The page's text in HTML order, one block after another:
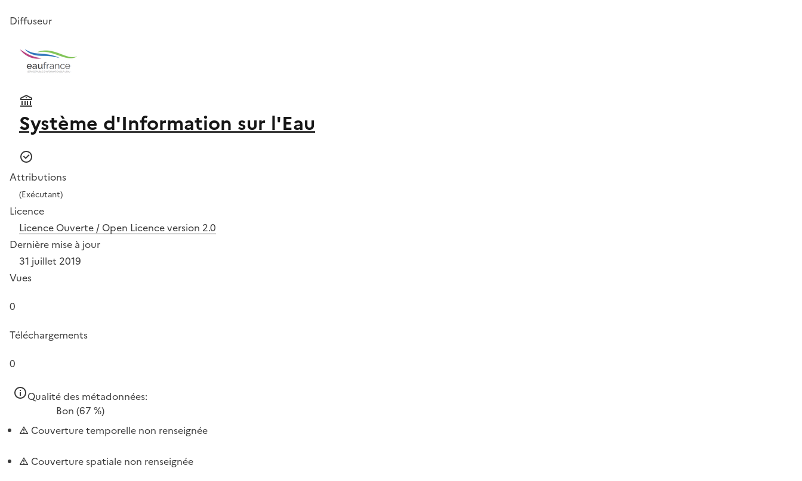
Diffuseur
Système d'Information sur l'Eau
Attributions
(Exécutant)
Licence
Licence Ouverte / Open Licence version 2.0
Dernière mise à jour
31 juillet 2019
Vues
0
Téléchargements
0
Qualité des métadonnées:
Bon (67 %)
Couverture temporelle non renseignée
Couverture spatiale non renseignée